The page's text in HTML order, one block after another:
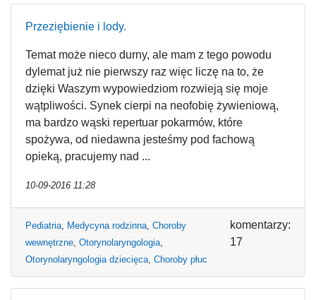
Przeziębienie i lody.
Temat może nieco durny, ale mam z tego powodu
dylemat już nie pierwszy raz więc liczę na to, że
dzięki Waszym wypowiedziom rozwieją się moje
wątpliwości. Synek cierpi na neofobię żywieniową,
ma bardzo wąski repertuar pokarmów, które
spożywa, od niedawna jesteśmy pod fachową
opieką, pracujemy nad ...
10-09-2016 11:28
Pediatria, Medycyna rodzinna, Choroby
wewnętrzne, Otorynolaryngologia,
Otorynolaryngologia dziecięca, Choroby płuc
komentarzy:
17